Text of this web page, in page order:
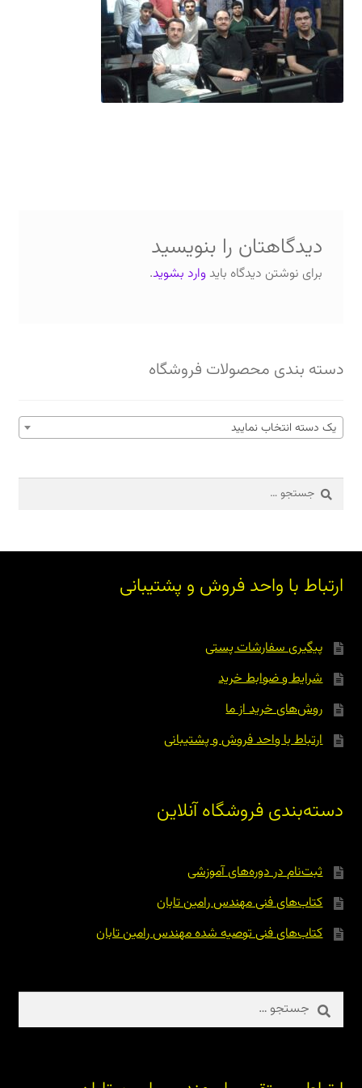
دعوت برای پروژه، تدریس و سخنرانی
ارتباط از طریق پیام‌رسان‌ها: 09373443975
دیدگاهتان را بنویسید
برای نوشتن دیدگاه باید وارد بشوید.
دسته بندی محصولات فروشگاه
یک دسته انتخاب نمایید
جستجو
برای:
ارتباط با واحد فروش و پشتیبانی
پیگیری سفارشات پستی
شرایط و ضوابط خرید
روش‌های خرید از ما
ارتباط با واحد فروش و پشتیبانی
دسته‌بندی فروشگاه آنلاین
ثبت‌نام در دوره‌های آموزشی
کتاب‌های فنی مهندس رامین تابان
کتاب‌های فنی توصیه شده مهندس رامین تابان
جستجو
برای: